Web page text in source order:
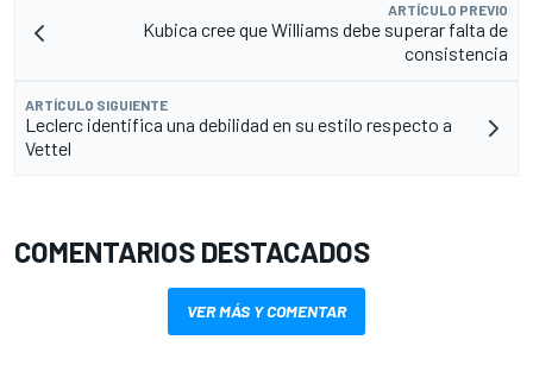
ARTÍCULO PREVIO
Kubica cree que Williams debe superar falta de
consistencia
ARTÍCULO SIGUIENTE
Leclerc identifica una debilidad en su estilo respecto a
Vettel
COMENTARIOS DESTACADOS
VER MÁS Y COMENTAR